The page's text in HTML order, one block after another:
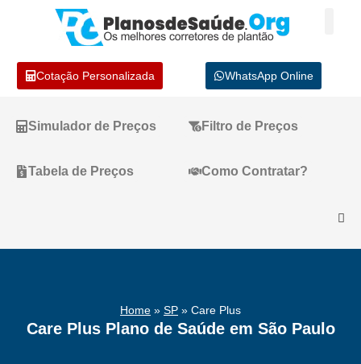
Cotação Personalizada WhatsApp Online
Simulador de Preços Filtro de Preços
Tabela de Preços Como Contratar?
Home » SP » Care Plus
Care Plus Plano de Saúde em São Paulo